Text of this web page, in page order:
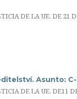
DE LA UE, DE 21
Asunto:
DE LA UE, DE11